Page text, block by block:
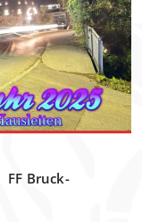
FF Bruck-